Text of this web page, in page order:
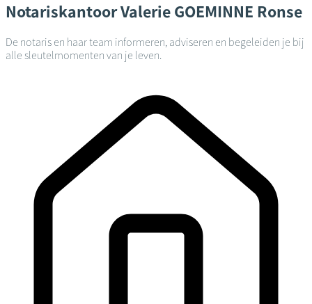
NotariskantoorValerie GOEMINNE Ronse
De notaris en haar team informeren, adviseren en begeleiden je bij
alle sleutelmomenten van je leven.